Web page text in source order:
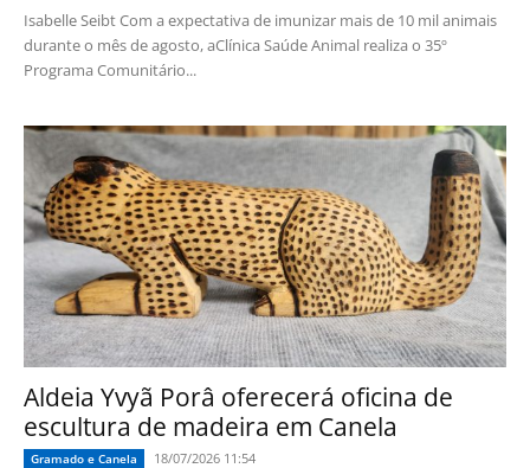
Isabelle Seibt Com a expectativa de imunizar mais de 10 mil animais
durante o mês de agosto, aClínica Saúde Animal realiza o 35º
Programa Comunitário...
Aldeia Yvyã Porâ oferecerá oficina de
escultura de madeira em Canela
Gramado e Canela 18/07/2026 11:54